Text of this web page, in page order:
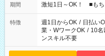
期間 激短1日～OK！ ■も
特徴 週1日からOK / 日払い
業・WワークOK / 10名
ンスキル不要